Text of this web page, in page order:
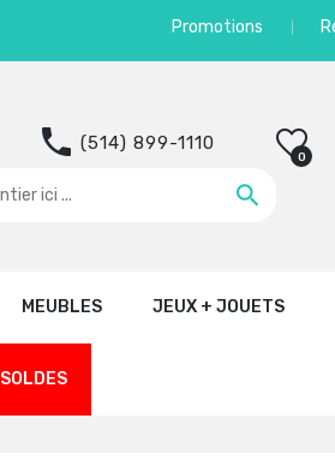
Promotions
0
(514) 899-1110
MEUBLES JEUX + JOUETS
SOLDES